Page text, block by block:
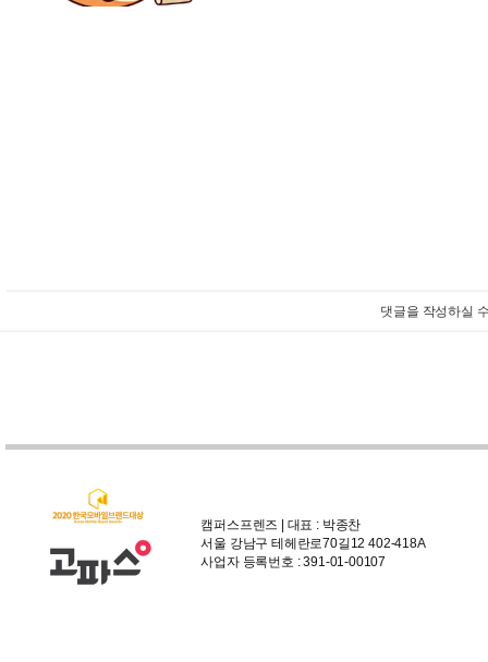
댓글을 작성하실
캠퍼스프렌즈 | 대표 : 박종찬
서울 강남구 테헤란로70길12 402-418A
사업자 등록번호 : 391-01-00107